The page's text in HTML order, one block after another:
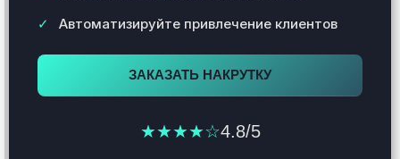
Автоматизируйте привлечение клиентов
ЗАКАЗАТЬ НАКРУТКУ
★★★★☆4.8/5